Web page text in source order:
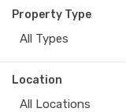
Property Type
All Types
Location
All Locations